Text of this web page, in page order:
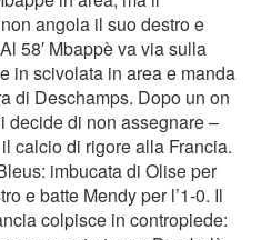
angola il suo destro e
58′ Mbappè va via sulla
in scivolata in area e manda
di Deschamps. Dopo un on
decide di non assegnare –
calcio di rigore alla Francia.
imbucata di Olise per
e batte Mendy per l’1-0. Il
colpisce in contropiede: